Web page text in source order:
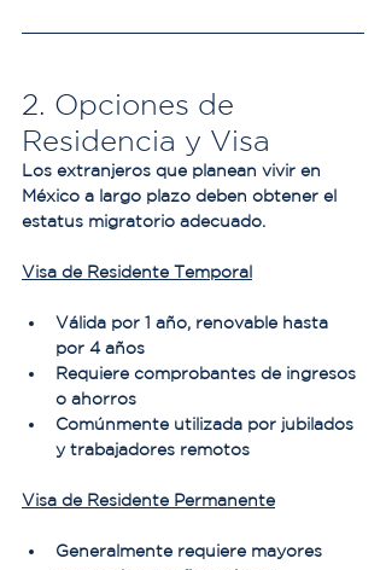
2. Opciones de
Residencia y Visa
Los extranjeros que planean vivir en
México a largo plazo deben obtener el
estatus migratorio adecuado.
Visa de Residente Temporal
Válida por 1 año, renovable hasta
por 4 años
Requiere comprobantes de ingresos
o ahorros
Comúnmente utilizada por jubilados
y trabajadores remotos
Visa de Residente Permanente
Generalmente requiere mayores